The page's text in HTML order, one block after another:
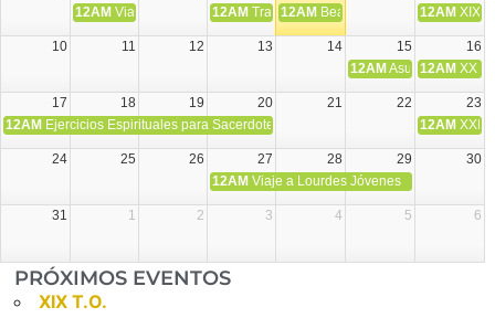
12AM Viaje Diocesano a Japón.
12AM Transfiguración del Señor
12AM Beatos Cruz Laplana,
12AM XIX
10 11 12 13 14 15
16
12AM Asunción de la
12AM XX
17 18 19 20 21 22
23
12AM Ejercicios Espirituales para Sacerdotes. Priego. 12AM XXI
24 25 26 27 28 29
30
12AM Viaje a Lourdes Jóvenes
31 1 2 3 4 5 6
PRÓXIMOS EVENTOS
XIX T.O.